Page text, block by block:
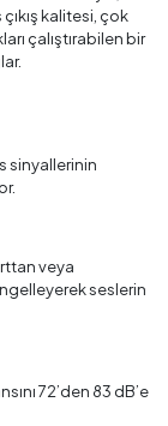
kalitesi, çok
çalıştırabilen bir
sinyallerinin
veya
seslerin
72’den 83 dB’e